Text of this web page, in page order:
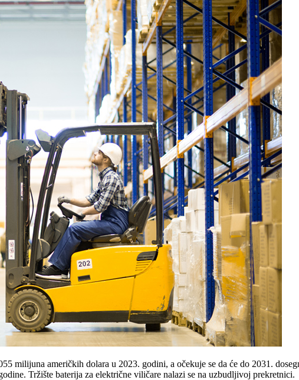
milijuna američkih dolara u 2023. godini, a očekuje se da će do 2031.
Tržište baterija za električne viličare nalazi se na uzbudljivoj prekretnici.